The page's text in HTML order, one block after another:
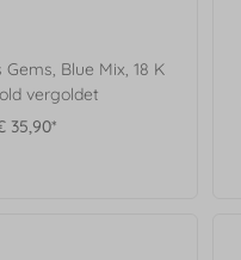
Blue Mix, 18 K
vergoldet
35,90*